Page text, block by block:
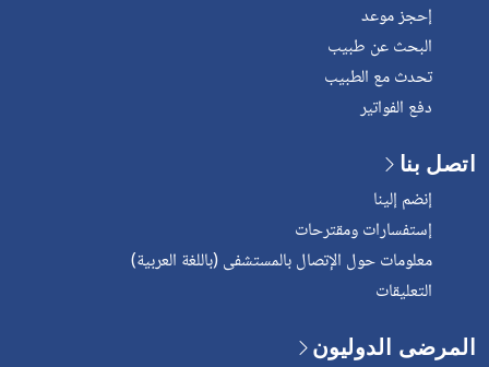
إحجز موعد
البحث عن طبيب
تحدث مع الطبيب
دفع الفواتير
اتصل بنا
إنضم إلينا
إستفسارات ومقترحات
معلومات حول الإتصال بالمستشفى (باللغة العربية)
التعليقات
المرضى الدوليون